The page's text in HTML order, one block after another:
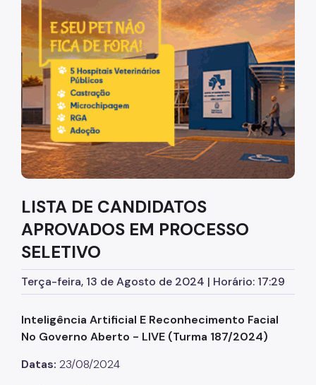
Diretrizes Institucionais
Organização
Legislação
Orientações
Infraestrutura
Agendamento de Salas
Dúvidas Frequentes
Formações da EMASP
Formações Oferecidas
Inscrições Abertas
Como se Inscrever
Listas de Seleção
Educadores
LISTA DE CANDIDATOS
APROVADOS EM PROCESSO
SELETIVO
Terça-feira, 13 de Agosto de 2024 | Horário: 17:29
Inteligência Artificial E Reconhecimento Facial
No Governo Aberto - LIVE (Turma 187/2024)
Datas: 23/08/2024